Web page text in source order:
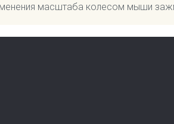
масштаба колесом мыши